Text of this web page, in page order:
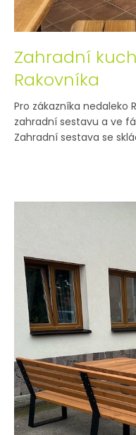
Zahradní
Rakovníka
Pro zákazníka nedaleko
zahradní sestavu a ve
Zahradní sestava se